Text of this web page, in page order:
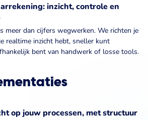
inzicht, controle en
meer dan cijfers wegwerken. We richten je
realtime inzicht hebt, sneller kunt
bent van handwerk of losse tools.
op jouw processen, met structuur